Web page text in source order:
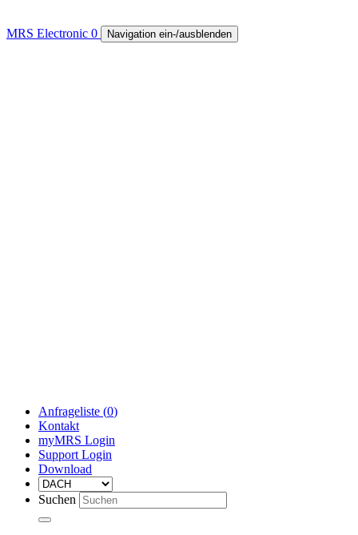
MRS Electronic 0 Navigation ein-/ausblenden
Anfrageliste (0)
Kontakt
myMRS Login
Support Login
Download
Suchen